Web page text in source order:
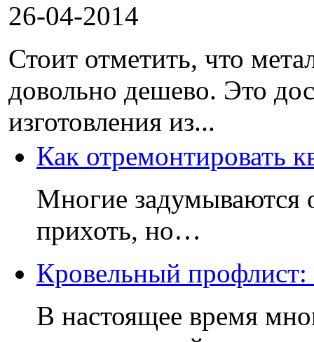
26-04-2014
Стоит отметить, что
довольно дешево. Это
изготовления из...
Как отремонтировать
Многие задумываются
прихоть, но…
Кровельный профлист:
В настоящее время